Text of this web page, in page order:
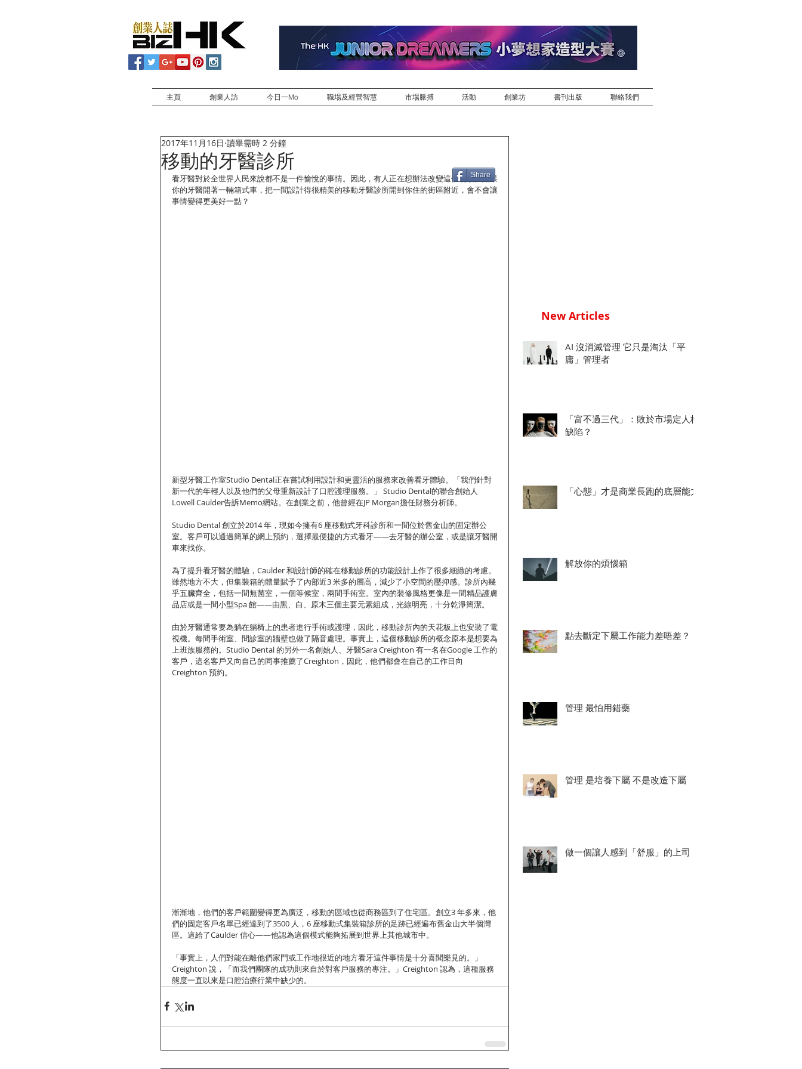
主頁 創業人訪 今日一Mo 職場及經營智慧 市場脈搏 活動 創業坊 書刊出版 聯絡我們
移動的牙醫診所
2017年11月16日 讀畢需時 2 分鐘
看牙醫對於全世界人民來說都不是一件愉悅的事情。因此，有人正在想辦法改變這個現狀。如果
你的牙醫開著一輛箱式車，把一間設計得很精美的移動牙醫診所開到你住的街區附近，會不會讓
事情變得更美好一點？
新型牙醫工作室Studio Dental正在嘗試利用設計和更靈活的服務來改善看牙體驗。「我們針對
新一代的年輕人以及他們的父母重新設計了口腔護理服務。」 Studio Dental的聯合創始人
Lowell Caulder告訴Memo網站。在創業之前，他曾經在JP Morgan擔任財務分析師。
Studio Dental 創立於2014 年，現如今擁有6 座移動式牙科診所和一間位於舊金山的固定辦公
室。客戶可以通過簡單的網上預約，選擇最便捷的方式看牙——去牙醫的辦公室，或是讓牙醫開
車來找你。
為了提升看牙醫的體驗，Caulder 和設計師的確在移動診所的功能設計上作了很多細緻的考慮。
雖然地方不大，但集裝箱的體量賦予了內部近3 米多的層高，減少了小空間的壓抑感。診所內幾
乎五臟齊全，包括一間無菌室，一個等候室，兩間手術室。室內的裝修風格更像是一間精品護膚
品店或是一間小型Spa 館——由黑、白、原木三個主要元素組成，光線明亮，十分乾淨簡潔。
由於牙醫通常要為躺在躺椅上的患者進行手術或護理，因此，移動診所內的天花板上也安裝了電
視機。每間手術室、問診室的牆壁也做了隔音處理。事實上，這個移動診所的概念原本是想要為
上班族服務的。Studio Dental 的另外一名創始人、牙醫Sara Creighton 有一名在Google 工作的
客戶，這名客戶又向自己的同事推薦了Creighton，因此，他們都會在自己的工作日向
Creighton 預約。
漸漸地，他們的客戶範圍變得更為廣泛，移動的區域也從商務區到了住宅區。創立3 年多來，他
們的固定客戶名單已經達到了3500 人，6 座移動式集裝箱診所的足跡已經遍布舊金山大半個灣
區。這給了Caulder 信心——他認為這個模式能夠拓展到世界上其他城市中。
「事實上，人們對能在離他們家門或工作地很近的地方看牙這件事情是十分喜聞樂見的。」
Creighton 說，「而我們團隊的成功則來自於對客戶服務的專注。」Creighton 認為，這種服務
態度一直以來是口腔治療行業中缺少的。
Share
New Articles
AI 沒消滅管理 它只是淘汰「平
庸」管理者
「富不過三代」：敗於市場定人格
缺陷？
「心態」才是商業長跑的底層能力
解放你的煩惱箱
點去斷定下屬工作能力差唔差？
管理 最怕用錯藥
管理 是培養下屬 不是改造下屬
做一個讓人感到「舒服」的上司